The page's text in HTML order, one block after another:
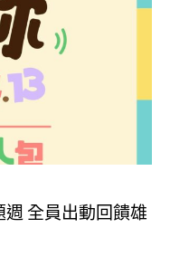
全員出動回饋雄